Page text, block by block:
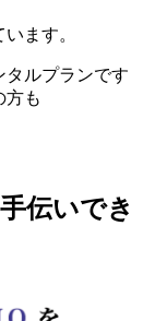
ます。
タルプランです
方も
伝いでき